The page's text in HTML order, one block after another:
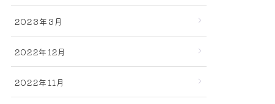
2023年3月
2022年12月
2022年11月